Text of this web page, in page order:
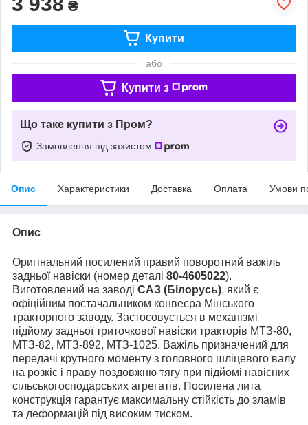
₴
Купити
або
Купити з
Що таке купити з Пром?
Замовлення під захистом
Опис Характеристики Доставка Оплата Умови
Опис
Оригінальний посилений правий поворотний важіль
задньої навіски (номер деталі 80-4605022).
Виготовлений на заводі САЗ (Білорусь), який є
офіційним постачальником конвеєра Мінського
тракторного заводу. Застосовується в механізмі
підйому задньої триточкової навіски тракторів МТЗ-80,
МТЗ-82, МТЗ-892, МТЗ-1025. Важіль призначений для
передачі крутного моменту з головного шліцевого валу
на розкіс і праву поздовжню тягу при підйомі навісних
сільськогосподарських агрегатів. Посилена лита
конструкція гарантує максимальну стійкість до зламів
та деформацій під високим тиском.